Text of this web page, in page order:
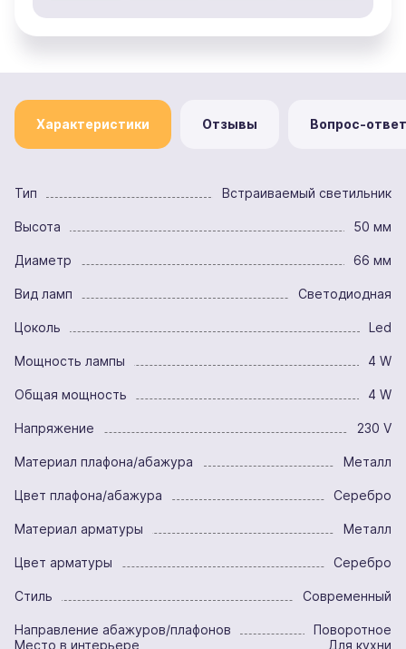
Характеристики Отзывы Вопрос-ответ
Тип Встраиваемый светильник
Высота 50 мм
Диаметр 66 мм
Вид ламп Светодиодная
Цоколь Led
Мощность лампы 4 W
Общая мощность 4 W
Напряжение 230 V
Материал плафона/абажура Металл
Цвет плафона/абажура Серебро
Материал арматуры Металл
Цвет арматуры Серебро
Стиль Современный
Направление абажуров/плафонов
Поворотное
Место в интерьере
Для кухни